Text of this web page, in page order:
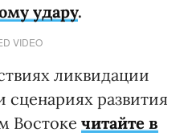
удару.
VIDEO
ликвидации
сценариях развития
Востоке читайте в